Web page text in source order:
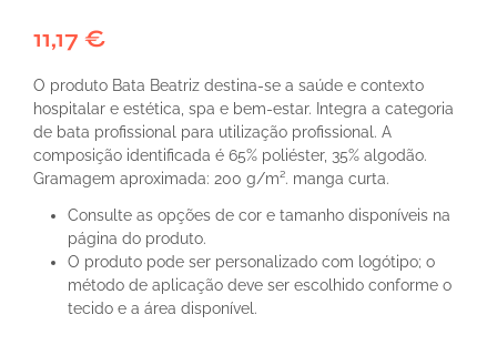
11,17 €
O produto Bata Beatriz destina-se a saúde e contexto
hospitalar e estética, spa e bem-estar. Integra a categoria
de bata profissional para utilização profissional. A
composição identificada é 65% poliéster, 35% algodão.
Gramagem aproximada: 200 g/m². manga curta.
Consulte as opções de cor e tamanho disponíveis na
página do produto.
O produto pode ser personalizado com logótipo; o
método de aplicação deve ser escolhido conforme o
tecido e a área disponível.